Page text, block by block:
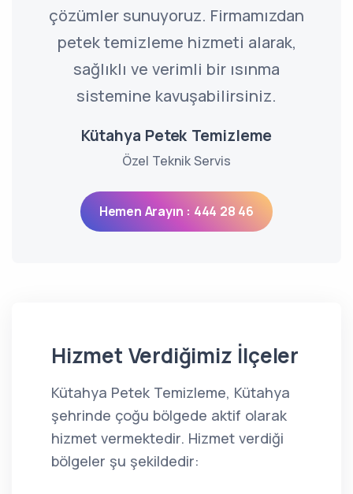
çözümler sunuyoruz. Firmamızdan
petek temizleme hizmeti alarak,
sağlıklı ve verimli bir ısınma
sistemine kavuşabilirsiniz.
Kütahya Petek Temizleme
Özel Teknik Servis
Hemen Arayın : 444 28 46
Hizmet Verdiğimiz İlçeler
Kütahya Petek Temizleme, Kütahya
şehrinde çoğu bölgede aktif olarak
hizmet vermektedir. Hizmet verdiği
bölgeler şu şekildedir: